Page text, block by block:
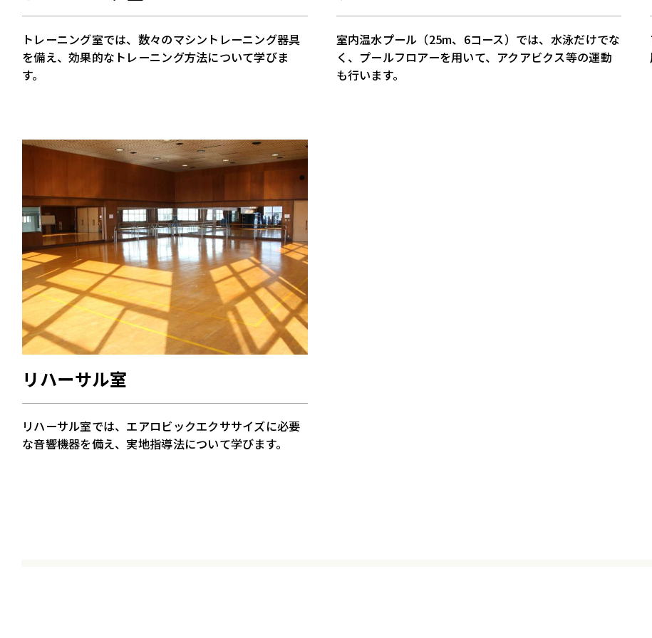
トレーニング室では、数々のマシントレーニング器具
を備え、効果的なトレーニング方法について学びま
す。
室内温水プール（25m、6コース）では、水泳だけでな
く、プールフロアーを用いて、アクアビクス等の運動
も行います。
リハーサル室
リハーサル室では、エアロビックエクササイズに必要
な音響機器を備え、実地指導法について学びます。